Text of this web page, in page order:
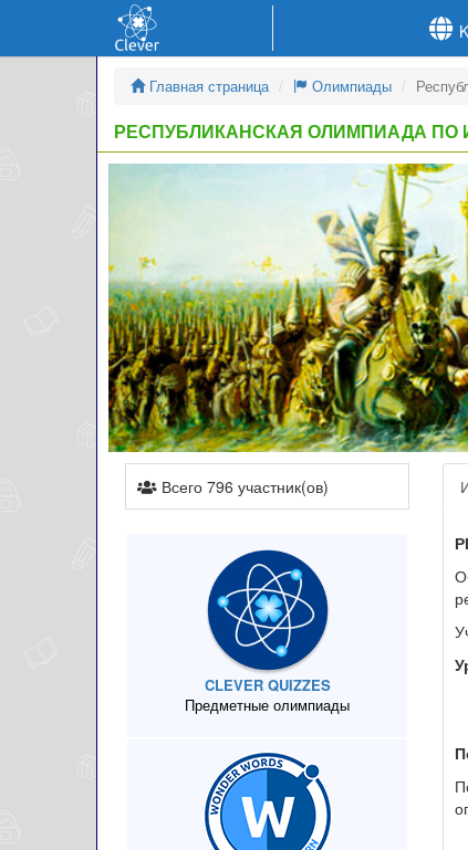
Главная страница Олимпиады
РЕСПУБЛИКАНСКАЯ ОЛИМПИАДА ПО
Всего 796 участник(ов)
CLEVER QUIZZES
Предметные олимпиады